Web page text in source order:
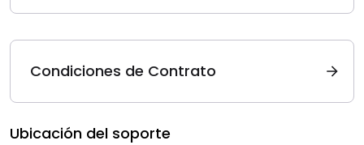
Condiciones de Contrato
Ubicación del soporte